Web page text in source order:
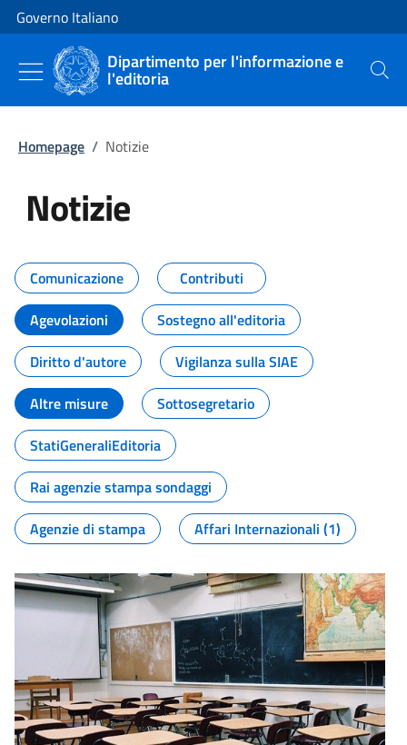
Vai al contenuto
Vai alla navigazione del sito
Governo Italiano
Dipartimento per l'informazione e
l'editoria Cerca
Homepage / Notizie
Notizie
Tutti i contenuti della pagina
Comunicazione
Contributi
Agevolazioni
Sostegno all'editoria
Diritto d'autore
Vigilanza sulla SIAE
Altre misure
Sottosegretario
StatiGeneraliEditoria
Rai agenzie stampa sondaggi
Agenzie di stampa
Affari Internazionali (1)